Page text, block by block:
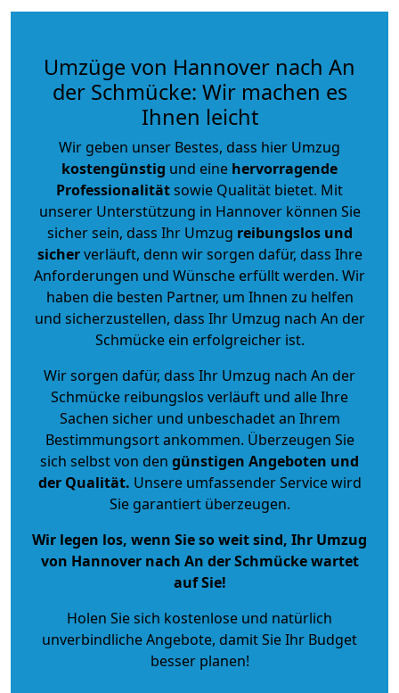
Umzüge von Hannover nach An
der Schmücke: Wir machen es
Ihnen leicht
Wir geben unser Bestes, dass hier Umzug
kostengünstig und eine hervorragende
Professionalitätsowie Qualität bietet. Mit
unserer Unterstützung in Hannover können Sie
sicher sein, dass Ihr Umzug reibungslos und
sicherverläuft, denn wir sorgen dafür, dass Ihre
Anforderungen und Wünsche erfüllt werden. Wir
haben die besten Partner, um Ihnen zu helfen
und sicherzustellen, dass Ihr Umzug nach An der
Schmücke ein erfolgreicher ist.
Wir sorgen dafür, dass Ihr Umzug nach An der
Schmücke reibungslos verläuft und alle Ihre
Sachen sicher und unbeschadet an Ihrem
Bestimmungsort ankommen. Überzeugen Sie
sich selbst von den günstigen Angeboten und
der Qualität. Unsere umfassender Service wird
Sie garantiert überzeugen.
Wir legen los, wenn Sie so weit sind, Ihr Umzug
von Hannover nach An der Schmücke wartet
auf Sie!
Holen Sie sich kostenlose und natürlich
unverbindliche Angebote, damit Sie Ihr Budget
besser planen!